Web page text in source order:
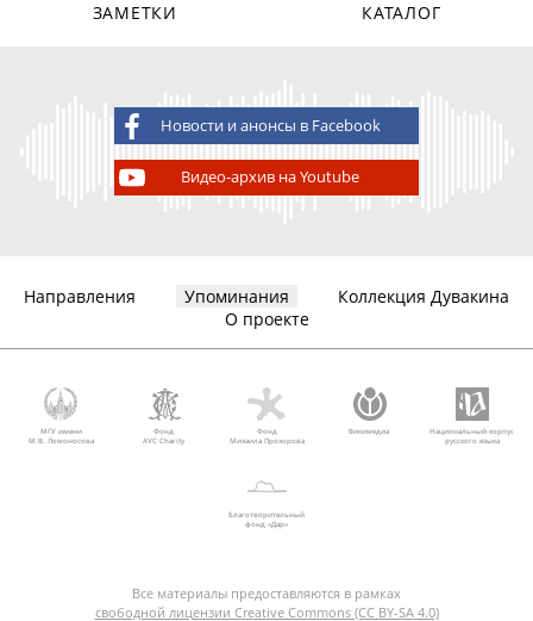
ЗАМЕТКИ
КАТАЛОГ
Новости и анонсы в Facebook
Видео-архив на Youtube
Направления Упоминания
Коллекция Дувакина
О проекте
МГУ имени
М.В. Ломоносова
Фонд
AVC Charity
Фонд
Михаила Прохорова
Викимедиа
Национальный корпус
русского языка
Благотворительный
фонд «Дар»
Все материалы предоставляются в рамках
свободной лицензии Creative Commons (CC BY-SA 4.0)